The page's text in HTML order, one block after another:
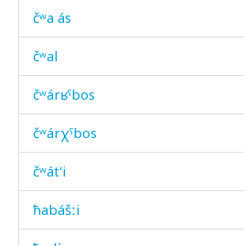
čʷa ás
čʷal
čʷárʁˤbos
čʷárχˤbos
čʷát'i
ħabášːi